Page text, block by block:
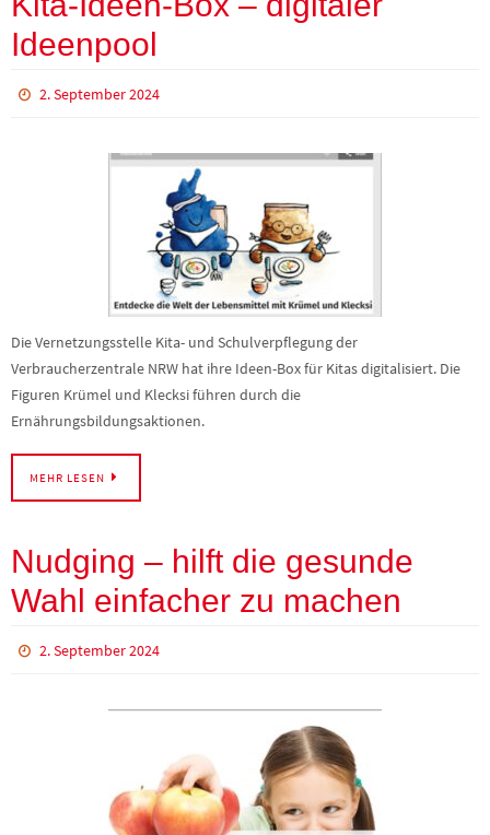
Ideenpool
2. September 2024
Die Vernetzungsstelle Kita- und Schulverpflegung der
Verbraucherzentrale NRW hat ihre Ideen-Box für Kitas digitalisiert. Die
Figuren Krümel und Klecksi führen durch die
Ernährungsbildungsaktionen.
MEHR LESEN
Nudging – hilft die gesunde
Wahl einfacher zu machen
2. September 2024